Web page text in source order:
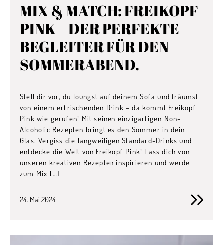
MIX & MATCH: FREIKOPF
PINK – DER PERFEKTE
BEGLEITER FÜR DEN
SOMMERABEND.
Stell dir vor, du loungst auf deinem Sofa und träumst
von einem erfrischenden Drink – da kommt Freikopf
Pink wie gerufen! Mit seinen einzigartigen Non-
Alcoholic Rezepten bringt es den Sommer in dein
Glas. Vergiss die langweiligen Standard-Drinks und
entdecke die Welt von Freikopf Pink! Lass dich von
unseren kreativen Rezepten inspirieren und werde
zum Mix […]
24. Mai 2024